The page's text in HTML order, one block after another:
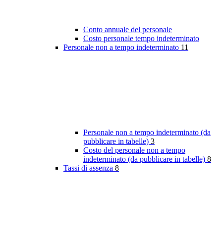
Conto annuale del personale
Costo personale tempo indeterminato
Personale non a tempo indeterminato 11
Personale non a tempo indeterminato (da
pubblicare in tabelle) 3
Costo del personale non a tempo
indeterminato (da pubblicare in tabelle) 8
Tassi di assenza 8